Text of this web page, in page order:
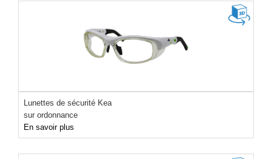
Lunettes de sécurité Kea
sur ordonnance
En savoir plus